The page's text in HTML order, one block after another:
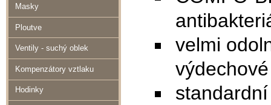
Masky
Ploutve
Ventily - suchý oblek
Kompenzátory vztlaku
Hodinky
velmi